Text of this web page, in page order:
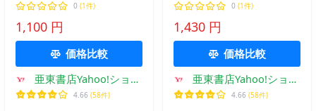
0 (1件)
1,100 円
価格比較
亜東書店Yahoo!ショッ
プ
4.66 (58件)
0 (1件)
1,430 円
価格比較
亜東書店Yahoo!ショッ
プ
4.66 (58件)